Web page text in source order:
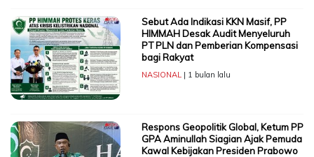
Sebut Ada Indikasi KKN Masif, PP
HIMMAH Desak Audit Menyeluruh
PT PLN dan Pemberian Kompensasi
bagi Rakyat
NASIONAL | 1 bulan lalu
Respons Geopolitik Global, Ketum PP
GPA Aminullah Siagian Ajak Pemuda
Kawal Kebijakan Presiden Prabowo